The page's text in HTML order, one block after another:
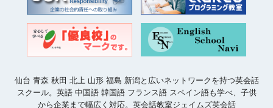
仙台 青森 秋田 北上 山形 福島 新潟と広いネットワークを持つ英会話
スクール。英語 中国語 韓国語 フランス語 スペイン語も学べ、子供
から企業まで幅広く対応。英会話教室ジェイムズ英会話